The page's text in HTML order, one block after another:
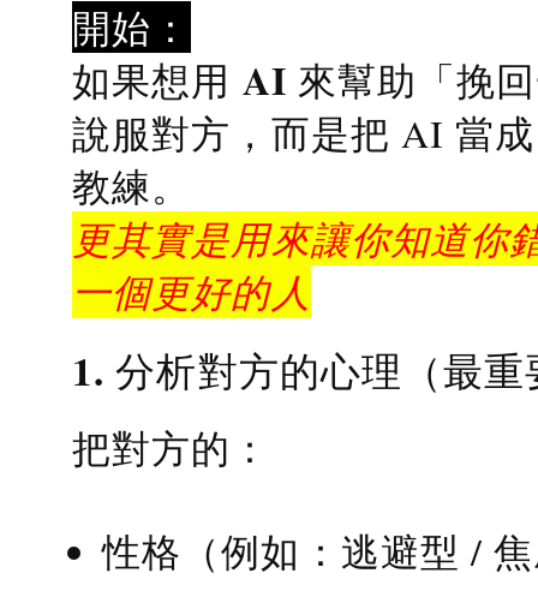
開始：
如果想用 AI 來幫助「挽
說服對方，而是把 AI 當
教練。
更其實是用來讓你知道你
一個更好的人
1. 分析對方的心理（最
把對方的：
性格（例如：逃避型 /